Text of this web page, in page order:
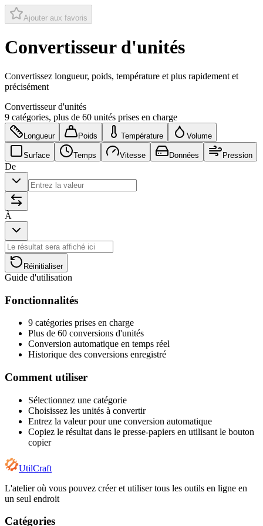
Ajouter aux favoris
Convertisseur d'unités
Convertissez longueur, poids, température et plus rapidement et
précisément
Convertisseur d'unités
9 catégories, plus de 60 unités prises en charge
Longueur Poids Température Volume
Surface Temps Vitesse Données Pression
De
À
Réinitialiser
Guide d'utilisation
Fonctionnalités
9 catégories prises en charge
Plus de 60 conversions d'unités
Conversion automatique en temps réel
Historique des conversions enregistré
Comment utiliser
Sélectionnez une catégorie
Choisissez les unités à convertir
Entrez la valeur pour une conversion automatique
Copiez le résultat dans le presse-papiers en utilisant le bouton
copier
UtilCraft
L'atelier où vous pouvez créer et utiliser tous les outils en ligne en
un seul endroit
Catégories